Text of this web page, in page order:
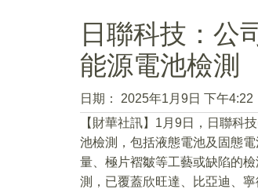
日聯科技：公
能源電池檢測
日期：
2025年1月9日 下午4:22
【財華社訊】1月9日，日聯科
池檢測，包括液態電池及固態
量、極片褶皺等工藝或缺陷的
測，已覆蓋欣旺達、比亞迪、